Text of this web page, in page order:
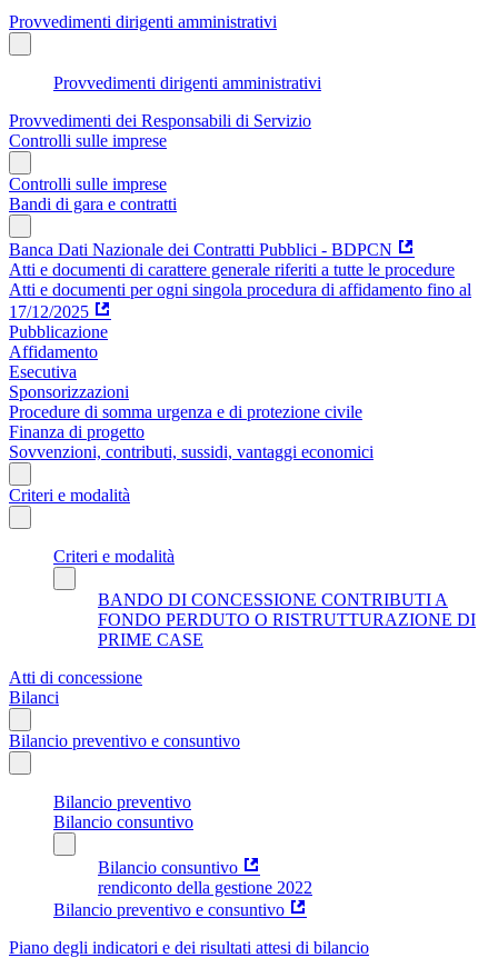
Provvedimenti dirigenti amministrativi
Provvedimenti dirigenti amministrativi
Provvedimenti dei Responsabili di Servizio
Controlli sulle imprese
Controlli sulle imprese
Bandi di gara e contratti
Banca Dati Nazionale dei Contratti Pubblici - BDPCN
Atti e documenti di carattere generale riferiti a tutte le procedure
Atti e documenti per ogni singola procedura di affidamento fino al
17/12/2025
Pubblicazione
Affidamento
Esecutiva
Sponsorizzazioni
Procedure di somma urgenza e di protezione civile
Finanza di progetto
Sovvenzioni, contributi, sussidi, vantaggi economici
Criteri e modalità
Criteri e modalità
BANDO DI CONCESSIONE CONTRIBUTI A
FONDO PERDUTO O RISTRUTTURAZIONE DI
PRIME CASE
Atti di concessione
Bilanci
Bilancio preventivo e consuntivo
Bilancio preventivo
Bilancio consuntivo
Bilancio consuntivo
rendiconto della gestione 2022
Bilancio preventivo e consuntivo
Piano degli indicatori e dei risultati attesi di bilancio